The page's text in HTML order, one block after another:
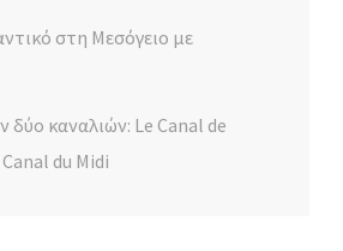
στη Μεσόγειο με
δύο καναλιών: Le Canal de
du Midi